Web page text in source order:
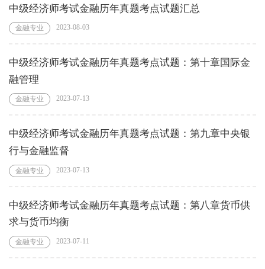
中级经济师考试金融历年真题考点试题汇总
金融专业 2023-08-03
中级经济师考试金融历年真题考点试题：第十章国际金
融管理
金融专业 2023-07-13
中级经济师考试金融历年真题考点试题：第九章中央银
行与金融监督
金融专业 2023-07-13
中级经济师考试金融历年真题考点试题：第八章货币供
求与货币均衡
金融专业 2023-07-11